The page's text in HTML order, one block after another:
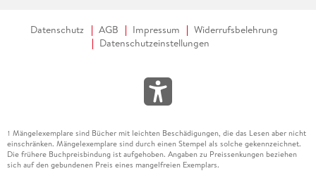
Datenschutz AGB Impressum
Widerrufsbelehrung
Datenschutzeinstellungen
1 Mängelexemplare sind Bücher mit leichten Beschädigungen, die das Lesen aber nicht
einschränken. Mängelexemplare sind durch einen Stempel als solche gekennzeichnet.
Die frühere Buchpreisbindung ist aufgehoben. Angaben zu Preissenkungen beziehen
sich auf den gebundenen Preis eines mangelfreien Exemplars.